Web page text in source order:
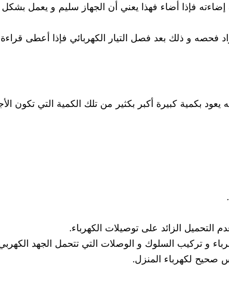
فإذا أضاء فهذا يعني أن الجهاز سليم و يعمل
فحصه و ذلك بعد فصل التيار الكهربائي فإذا أعطى
يعود بكمية كبيرة أكبر بكثير من تلك الكمية التي تكون
الزائد على توصيلات الكهرباء.
و تركيب السلوك و الوصلات التي تتحمل الجهد الكهربي
صحيح لكهرباء المنزل.